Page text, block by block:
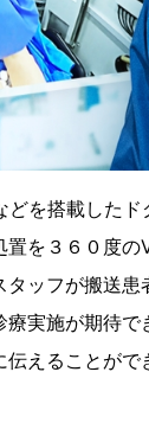
を搭載した
を３６０度の
ッフが搬送
実施が期待
えることが